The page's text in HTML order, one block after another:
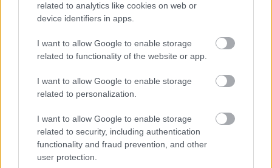
related to analytics like cookies on web or
device identifiers in apps.
I want to allow Google to enable storage
related to functionality of the website or app.
I want to allow Google to enable storage
related to personalization.
I want to allow Google to enable storage
related to security, including authentication
functionality and fraud prevention, and other
user protection.